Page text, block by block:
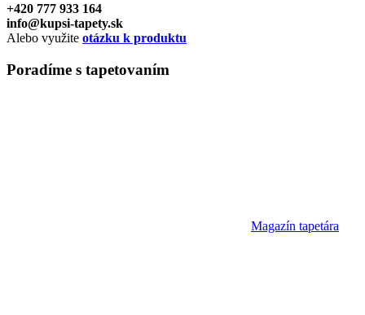
+420 777 933 164
info@kupsi-tapety.sk
Alebo využite otázku k produktu
Poradíme s tapetovaním
Magazín tapetára